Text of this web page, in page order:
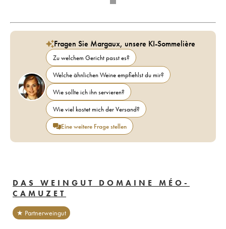
Fragen Sie Margaux, unsere KI-Sommelière
Zu welchem Gericht passt es?
Welche ähnlichen Weine empfiehlst du mir?
Wie sollte ich ihn servieren?
Wie viel kostet mich der Versand?
Eine weitere Frage stellen
DAS WEINGUT DOMAINE MÉO-
CAMUZET
★ Partnerweingut